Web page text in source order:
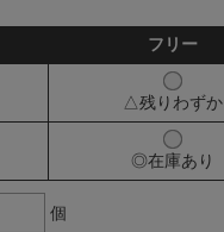
フリー
△残りわずか
◎在庫あり
個